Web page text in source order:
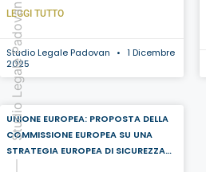
Studio Legale Padovan
ADEGUARSI ALLA NORMATIVA
BANCARIA DELL’UE
LEGGI TUTTO
Studio Legale Padovan
1 Dicembre
2025
UNIONE EUROPEA: PROPOSTA DELLA
COMMISSIONE EUROPEA SU UNA
STRATEGIA EUROPEA DI SICUREZZA